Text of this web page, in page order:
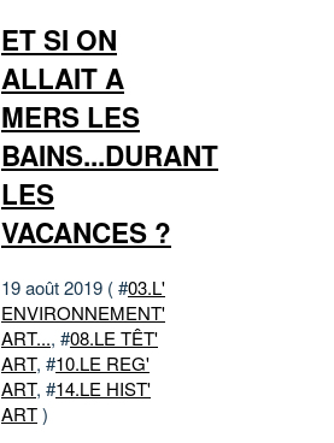
ET SI ON
ALLAIT A
MERS LES
BAINS...DURANT
LES
VACANCES ?
19 août 2019 ( #03.L'
ENVIRONNEMENT'
ART..., #08.LE TÊT'
ART, #10.LE REG'
ART, #14.LE HIST'
ART)